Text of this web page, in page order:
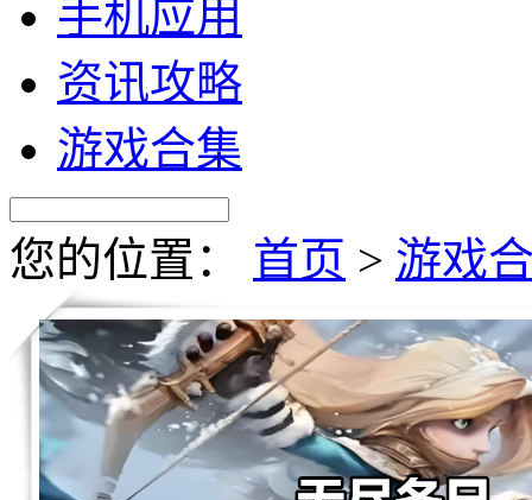
手机应用
资讯攻略
游戏合集
您的位置： 首页 > 游戏